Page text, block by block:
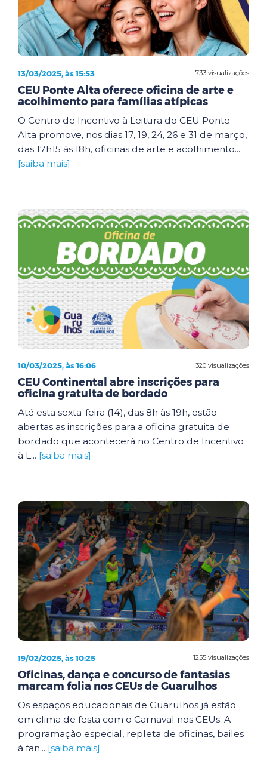
733 visualizações
13/03/2025, às 15:53
CEU Ponte Alta oferece oficina de arte e
acolhimento para famílias atípicas
O Centro de Incentivo à Leitura do CEU Ponte
Alta promove, nos dias 17, 19, 24, 26 e 31 de março,
das 17h15 às 18h, oficinas de arte e acolhimento...
[saiba mais]
320 visualizações
10/03/2025, às 16:06
CEU Continental abre inscrições para
oficina gratuita de bordado
Até esta sexta-feira (14), das 8h às 19h, estão
abertas as inscrições para a oficina gratuita de
bordado que acontecerá no Centro de Incentivo
à L... [saiba mais]
1255 visualizações
19/02/2025, às 10:25
Oficinas, dança e concurso de fantasias
marcam folia nos CEUs de Guarulhos
Os espaços educacionais de Guarulhos já estão
em clima de festa com o Carnaval nos CEUs. A
programação especial, repleta de oficinas, bailes
à fan... [saiba mais]